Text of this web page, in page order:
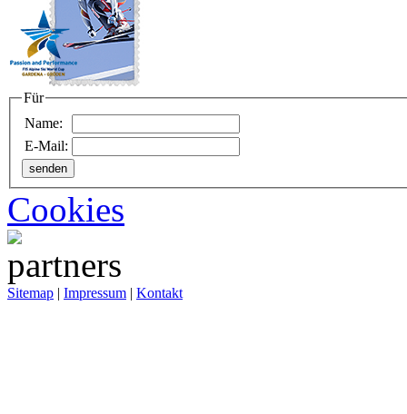
Für
Name:
E-Mail:
Cookies
Sitemap | Impressum | Kontakt